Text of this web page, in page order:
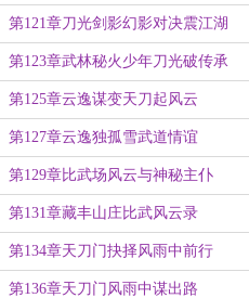
第121章刀光剑影幻影对决震江湖
第123章武林秘火少年刀光破传承
迷局
第125章云逸谋变天刀起风云
第127章云逸独孤雪武道情谊
第129章比武场风云与神秘主仆
第131章藏丰山庄比武风云录
第134章天刀门抉择风雨中前行
第136章天刀门风雨中谋出路